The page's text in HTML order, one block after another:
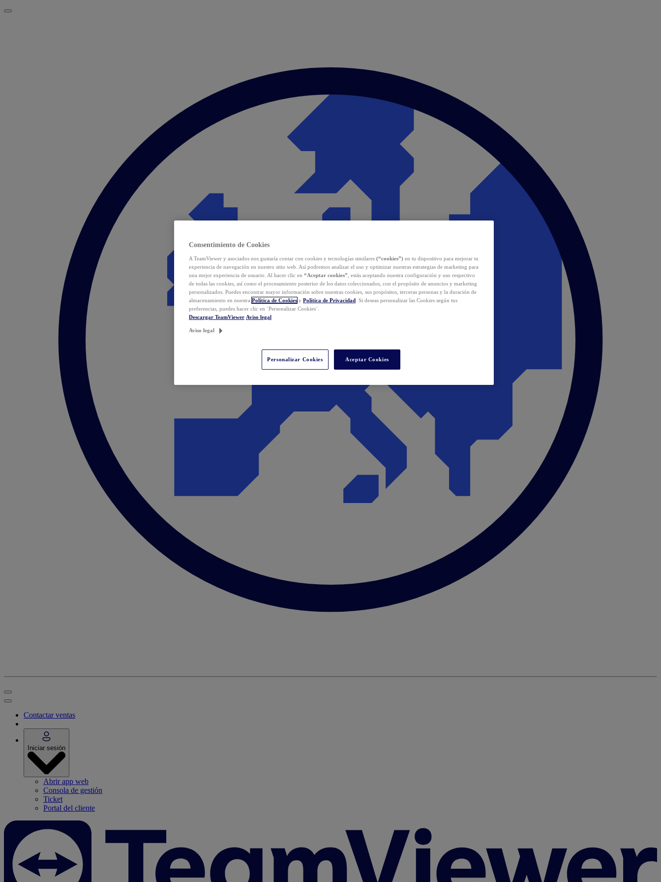
Contactar ventas
Iniciar sesión
Abrir app web
Consola de gestión
Ticket
Portal del cliente
Consentimiento de Cookies
A TeamViewer y asociados nos gustaría contar con cookies y tecnologías similares (“cookies”) en tu dispositivo para mejorar tu
experiencia de navegación en nuestro sitio web. Así podremos analizar el uso y optimizar nuestras estrategias de marketing para
una mejor experiencia de usuario. Al hacer clic en “Aceptar cookies” , estás aceptando nuestra configuración y uso respectivo
de todas las cookies, así como el procesamiento posterior de los datos coleccionados, con el propósito de anuncios y marketing
personalizados. Puedes encontrar mayor información sobre nuestras cookies, sus propósitos, terceras personas y la duración de
almacenamiento en nuestra Política de Cookies y Política de Privacidad . Si deseas personalizar las Cookies según tus
preferencias, puedes hacer clic en ¨Personalizar Cookies¨.
Descargar TeamViewer Aviso legal
Aviso legal
Personalizar Cookies Aceptar Cookies